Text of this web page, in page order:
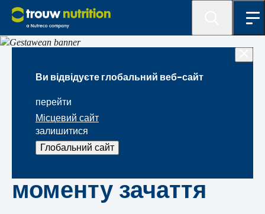
Ви відвідуєте глобальний веб-сайт
перейти
Місцевий сайт
залишитися
Глобальний сайт
Gestawean —
продуктивність
розпочинається з
моменту зачаття